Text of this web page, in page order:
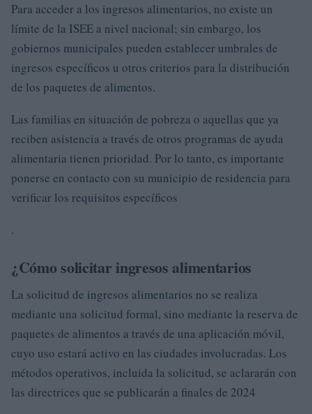
Para acceder a los ingresos alimentarios, no existe un
límite de la ISEE a nivel nacional; sin embargo, los
gobiernos municipales pueden establecer umbrales de
ingresos específicos u otros criterios para la distribución
de los paquetes de alimentos.
Las familias en situación de pobreza o aquellas que ya
reciben asistencia a través de otros programas de ayuda
alimentaria tienen prioridad. Por lo tanto, es importante
ponerse en contacto con su municipio de residencia para
verificar los requisitos específicos
.
¿Cómo solicitar ingresos alimentarios
La solicitud de ingresos alimentarios no se realiza
mediante una solicitud formal, sino mediante la reserva de
paquetes de alimentos a través de una aplicación móvil,
cuyo uso estará activo en las ciudades involucradas. Los
métodos operativos, incluida la solicitud, se aclararán con
las directrices que se publicarán a finales de 2024